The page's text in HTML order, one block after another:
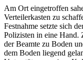
Am Ort eingetroffen
Verteilerkasten zu
Festnahme setzte sich
Polizisten in eine Hand.
der Beamte zu Boden
dem Boden liegend